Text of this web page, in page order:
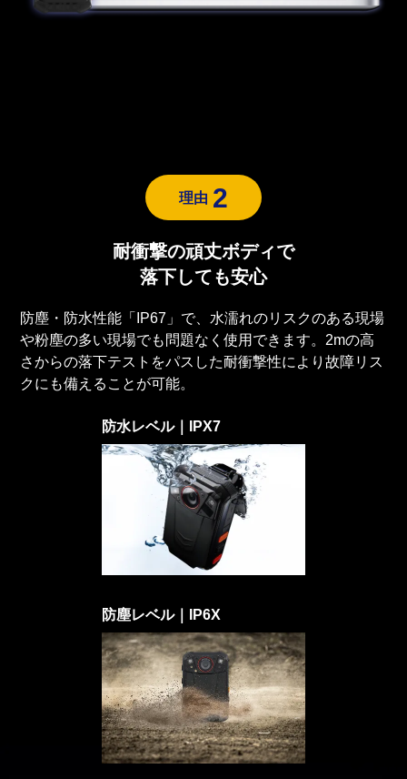
理由 2
耐衝撃の頑丈ボディで
落下しても安心
防塵・防水性能「IP67」で、水濡れのリスクのある現場
や粉塵の多い現場でも問題なく使用できます。2mの高
さからの落下テストをパスした耐衝撃性により故障リス
クにも備えることが可能。
防水レベル｜IPX7
防塵レベル｜IP6X